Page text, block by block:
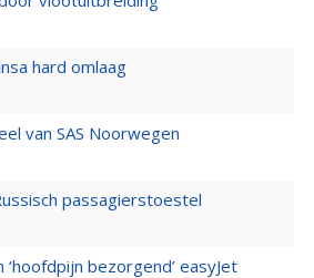
hard omlaag
van SAS Noorwegen
passagierstoestel
bezorgend’ easyJet